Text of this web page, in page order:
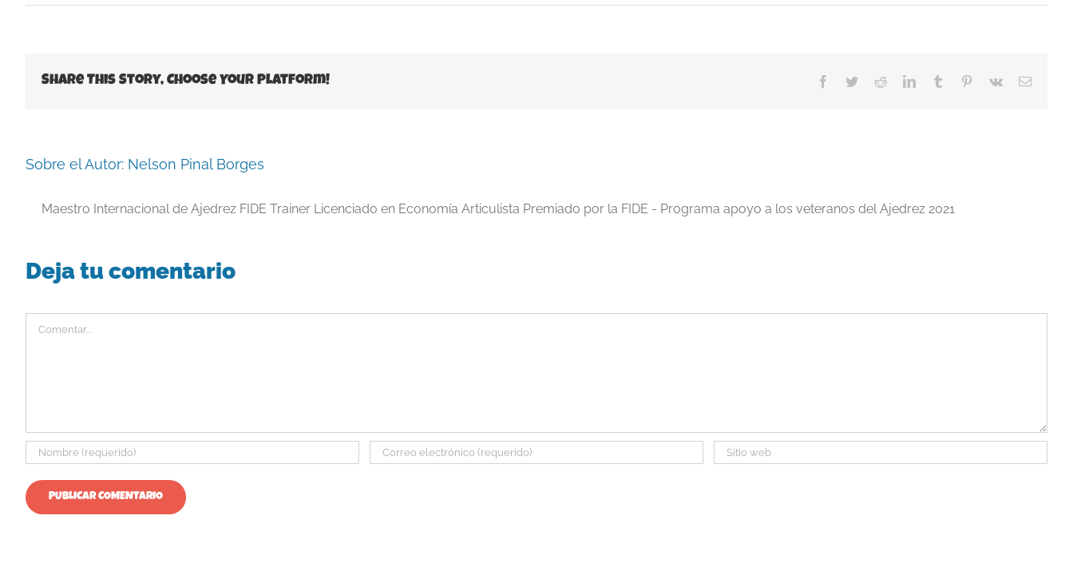
Share This Story, Choose Your Platform! Facebook
TwitterRedditLinkedInTumblr Pinterest
Vk
Correo
Sobre el Autor: Nelson Pinal Borges
Maestro Internacional de Ajedrez FIDE Trainer Licenciado en Economía Articulista Premiado por la FIDE - Programa apoyo a los veteranos del Ajedrez 2021
Deja tu comentario